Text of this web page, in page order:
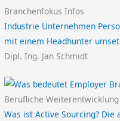
Branchenfokus Infos
Industrie Unternehmen
mit einem Headhunter
Dipl. Ing. Jan Schmidt
Berufliche Weiterentwicklung
Was ist Active Sourcing?